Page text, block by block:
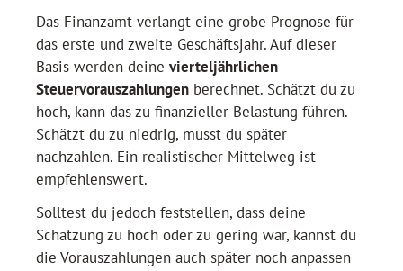
Das Finanzamt verlangt eine grobe Prognose für
das erste und zweite Geschäftsjahr. Auf dieser
Basis werden deine vierteljährlichen
Steuervorauszahlungen berechnet. Schätzt du zu
hoch, kann das zu finanzieller Belastung führen.
Schätzt du zu niedrig, musst du später
nachzahlen. Ein realistischer Mittelweg ist
empfehlenswert.
Solltest du jedoch feststellen, dass deine
Schätzung zu hoch oder zu gering war, kannst du
die Vorauszahlungen auch später noch anpassen